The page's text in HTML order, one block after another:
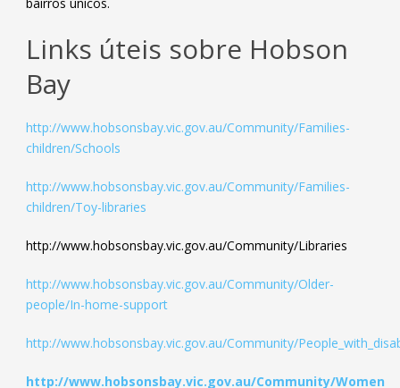
Links úteis sobre Hobson
Bay
http://www.hobsonsbay.vic.gov.au/Community/Families-
children/Schools
http://www.hobsonsbay.vic.gov.au/Community/Families-
children/Toy-libraries
http://www.hobsonsbay.vic.gov.au/Community/Libraries
http://www.hobsonsbay.vic.gov.au/Community/Older-
people/In-home-support
http://www.hobsonsbay.vic.gov.au/Community/
http://www.hobsonsbay.vic.gov.au/Community/Women